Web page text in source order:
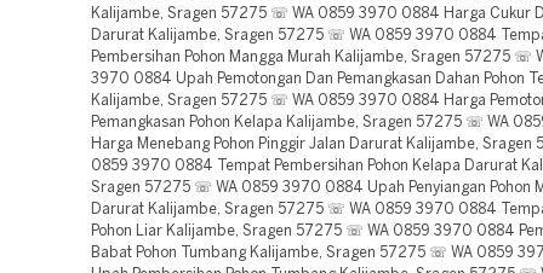
Kalijambe, Sragen 57275 ☏ WA 0859 3970 0884 Harga Cukur
Darurat Kalijambe, Sragen 57275 ☏ WA 0859 3970 0884
Pembersihan Pohon Mangga Murah Kalijambe, Sragen 57275 ☏
3970 0884 Upah Pemotongan Dan Pemangkasan Dahan Pohon
Kalijambe, Sragen 57275 ☏ WA 0859 3970 0884 Harga
Pemangkasan Pohon Kelapa Kalijambe, Sragen 57275 ☏ WA
Harga Menebang Pohon Pinggir Jalan Darurat Kalijambe,
0859 3970 0884 Tempat Pembersihan Pohon Kelapa Darurat
Sragen 57275 ☏ WA 0859 3970 0884 Upah Penyiangan Pohon
Darurat Kalijambe, Sragen 57275 ☏ WA 0859 3970 0884
Pohon Liar Kalijambe, Sragen 57275 ☏ WA 0859 3970 0884
Babat Pohon Tumbang Kalijambe, Sragen 57275 ☏ WA 0859